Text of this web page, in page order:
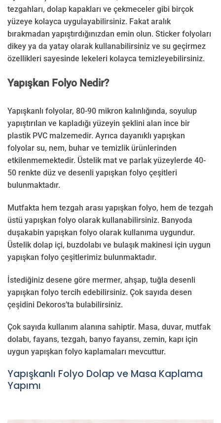
tezgahları, dolap kapakları ve çekmeceler gibi birçok
yüzeye kolayca uygulayabilirsiniz. Fakat aralık
bırakmadan yapıştırdığınızdan emin olun. Sticker folyoları
dikey ya da yatay olarak kullanabilirsiniz ve su geçirmez
özellikleri sayesinde lekeleri kolayca temizleyebilirsiniz.
Yapışkan Folyo Nedir?
Yapışkanlı folyolar, 80-90 mikron kalınlığında, soyulup
yapıştırılan ve kapladığı yüzeyin şeklini alan ince bir
plastik PVC malzemedir. Ayrıca dayanıklı yapışkan
folyolar su, nem, buhar ve temizlik ürünlerinden
etkilenmemektedir. Üstelik mat ve parlak yüzeylerde 40-
50 renkte düz ve desenli yapışkan folyo çeşitleri
bulunmaktadır.
Mutfakta hem tezgah arası yapışkan folyo, hem de tezgah
üstü yapışkan folyo olarak kullanabilirsiniz. Banyoda
duşakabin yapışkan folyo olarak kullanıma uygundur.
Üstelik dolap içi, buzdolabı ve bulaşık makinesi için uygun
yapışkan folyo çeşitlerimiz bulunmaktadır.
İstediğiniz desene göre mermer, ahşap, tuğla desenli
yapışkan folyo tercih edebilirsiniz. Çok sayıda desen
çeşidini Dekoros’ta bulabilirsiniz.
Çok sayıda kullanım alanına sahiptir. Masa, duvar, mutfak
dolabı, fayans, tezgah, banyo fayansı, zemin, kapı için
uygun yapışkan folyo kaplamaları mevcuttur.
Yapışkanlı Folyo Dolap ve Masa Kaplama
Yapımı